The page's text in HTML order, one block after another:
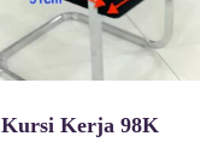
Kursi Kerja 98K